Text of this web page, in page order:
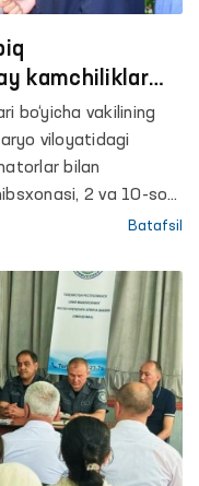
kamchiliklar
bo‘yicha vakilining
viloyatidagi
bilan
2 va 10-son
son Manzil-
saqlash
Muborak
bo‘lgan shaxslarga
punktlari
viloyati IIB
huquqiy yordam
tashriflari amalga
Batafsil